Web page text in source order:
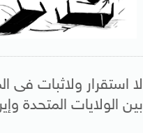
لا استقرار ولاثبات فى
بين الولايات المتحدة